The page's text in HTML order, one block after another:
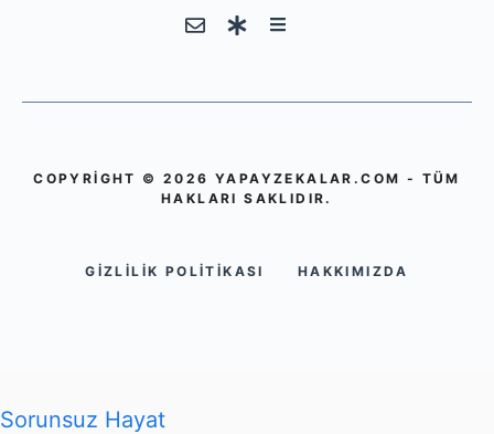
COPYRIGHT © 2026 YAPAYZEKALAR.COM - TÜM
HAKLARI SAKLIDIR.
GIZLILIK POLITIKASI HAKKIMIZDA
Sorunsuz Hayat